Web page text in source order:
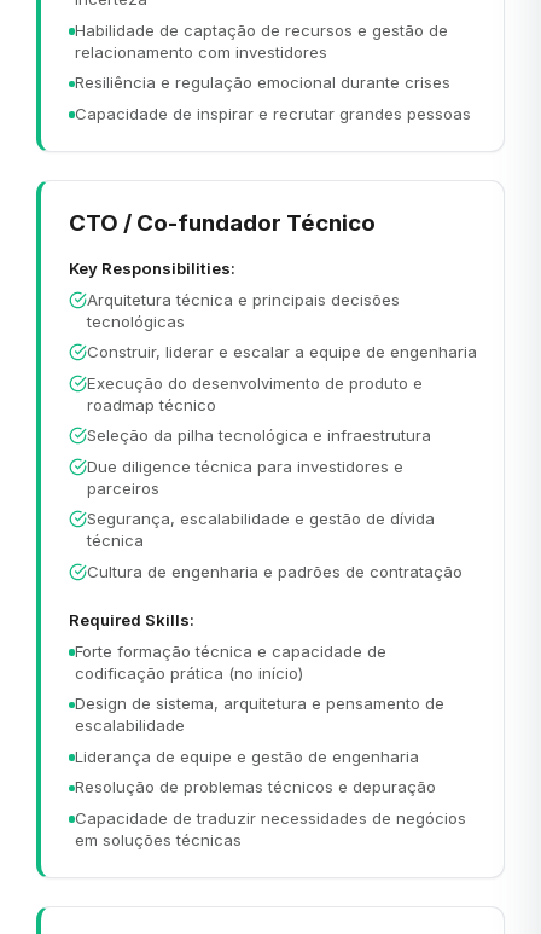
Habilidade de captação de recursos e gestão de
relacionamento com investidores
Resiliência e regulação emocional durante crises
Capacidade de inspirar e recrutar grandes pessoas
CTO / Co-fundador Técnico
Key Responsibilities:
Arquitetura técnica e principais decisões
tecnológicas
Construir, liderar e escalar a equipe de engenharia
Execução do desenvolvimento de produto e
roadmap técnico
Seleção da pilha tecnológica e infraestrutura
Due diligence técnica para investidores e
parceiros
Segurança, escalabilidade e gestão de dívida
técnica
Cultura de engenharia e padrões de contratação
Required Skills:
Forte formação técnica e capacidade de
codificação prática (no início)
Design de sistema, arquitetura e pensamento de
escalabilidade
Liderança de equipe e gestão de engenharia
Resolução de problemas técnicos e depuração
Capacidade de traduzir necessidades de negócios
em soluções técnicas